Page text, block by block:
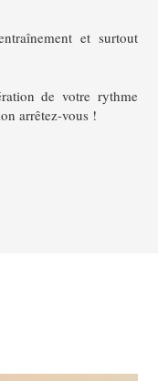
et surtout
de votre rythme
arrêtez-vous !